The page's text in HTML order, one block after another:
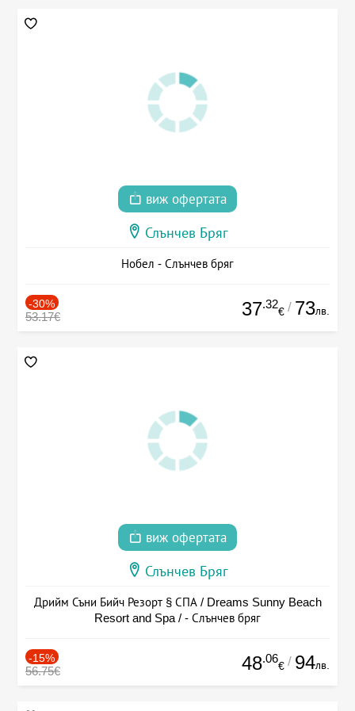
виж офертата
Слънчев Бряг
Нобел - Слънчев бряг
-30%
53.17€ 37.32
€ / 73лв.
виж офертата
Слънчев Бряг
Дрийм Съни Бийч Резорт § СПА / Dreams Sunny Beach
Resort and Spa / - Слънчев бряг
-15%
56.75€ 48.06
€ / 94лв.